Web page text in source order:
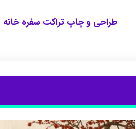
طراحی و چاپ تراکت سفره